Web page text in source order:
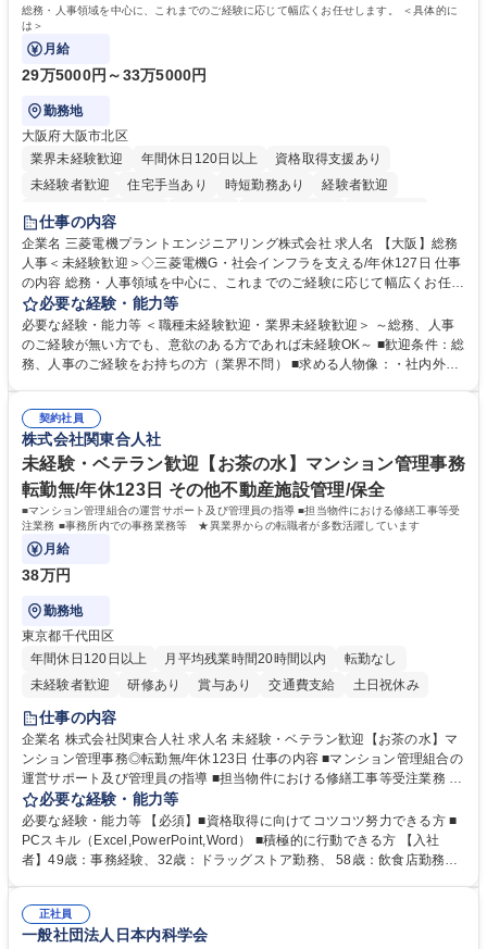
総務・人事領域を中心に、これまでのご経験に応じて幅広くお任せします。 ＜具体的に
は＞
月給
29万5000円～33万5000円
勤務地
大阪府大阪市北区
業界未経験歓迎
年間休日120日以上
資格取得支援あり
未経験者歓迎
住宅手当あり 時短勤務あり
経験者歓迎
退職金あり
駅近5分以内
土日祝休み 服装自由 寮・社宅あり 食事補助あり
仕事の内容
企業名 三菱電機プラントエンジニアリング株式会社 求人名 【大阪】総務
人事＜未経験歓迎＞◇三菱電機G・社会インフラを支える/年休127日 仕事
の内容 総務・人事領域を中心に、これまでのご経験に応じて幅広くお任せ
します。 ＜具体的には＞ ・総務/人事労務（給与・社保・勤怠管理など）
・採用・教育研修 ・福利厚生運用 など ※基本的には事務所勤務ですが、
採用や教育等の業務内容により、関西圏以外への日帰り・宿泊を伴う国内
出張もございます。 ※担当業務を持ちつつ、お互いに助け合いながら、総
必要な経験・能力等
必要な経験・能力等 ＜職種未経験歓迎・業界未経験歓迎＞ ～総務、人事
のご経験が無い方でも、意欲のある方であれば未経験OK～ ■歓迎条件：総
務、人事のご経験をお持ちの方（業界不問） ■求める人物像：・社内外の
契約社員
株式会社関東合人社
未経験・ベテラン歓迎【お茶の水】マンション管理事務
転勤無/年休123日 その他不動産施設管理/保全
■マンション管理組合の運営サポート及び管理員の指導 ■担当物件における修繕工事等受
注業務 ■事務所内での事務業務等 ★異業界からの転職者が多数活躍しています
月給
38万円
勤務地
東京都千代田区
年間休日120日以上
月平均残業時間20時間以内
転勤なし
未経験者歓迎
研修あり 賞与あり 交通費支給 土日祝休み
仕事の内容
企業名 株式会社関東合人社 求人名 未経験・ベテラン歓迎【お茶の水】マ
ンション管理事務◎転勤無/年休123日 仕事の内容 ■マンション管理組合の
運営サポート及び管理員の指導 ■担当物件における修繕工事等受注業務 ■
事務所内での事務業務等 ★異業界からの転職者が多数活躍しています
【年収補足】532万円 ＋別途インセンティヴで平均約100万円/年（昨年度
実績） ＋管理業務主任者資格手当50,000円/月 ★親会社である株式会社合
人社計画研究所社のグループ会社として、質の高いサービスと適性価格を
無/年休123日
必要な経験・能力等
必要な経験・能力等 【必須】■資格取得に向けてコツコツ努力できる方 ■
PCスキル（Excel,PowerPoint,Word） ■積極的に行動できる方 【入社
者】49歳：事務経験、32歳：ドラッグストア勤務、 58歳：飲食店勤務
得出来ております！ 【魅力】■フレックス制度、未経験からでも下限年収
を一律支給！ ■管理業務主任者資格取得後には50,000円/月の手当あり！
正社員
一般社団法人日本内科学会